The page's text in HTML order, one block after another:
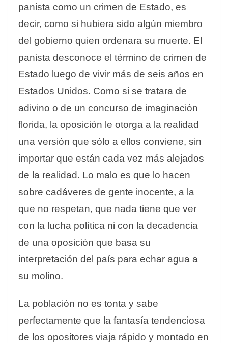
panista como un crimen de Estado, es
decir, como si hubiera sido algún miembro
del gobierno quien ordenara su muerte. El
panista desconoce el término de crimen de
Estado luego de vivir más de seis años en
Estados Unidos. Como si se tratara de
adivino o de un concurso de imaginación
florida, la oposición le otorga a la realidad
una versión que sólo a ellos conviene, sin
importar que están cada vez más alejados
de la realidad. Lo malo es que lo hacen
sobre cadáveres de gente inocente, a la
que no respetan, que nada tiene que ver
con la lucha política ni con la decadencia
de una oposición que basa su
interpretación del país para echar agua a
su molino.
La población no es tonta y sabe
perfectamente que la fantasía tendenciosa
de los opositores viaja rápido y montado en